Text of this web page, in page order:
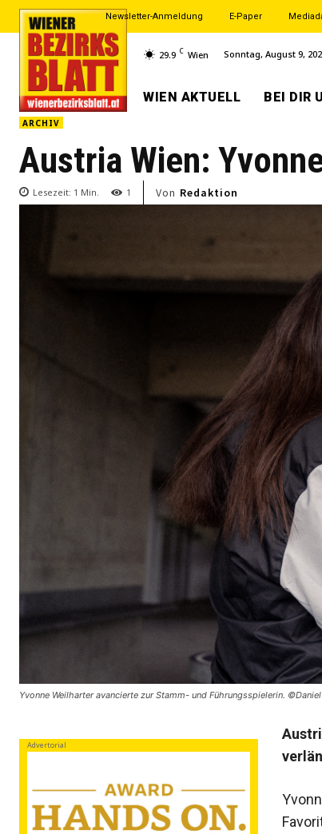
Newsletter-Anmeldung E-Paper
29.9 C Wien Sonntag, August 9,
WIEN AKTUELL BEI DIR
ARCHIV
Austria Wien:
Lesezeit: 1 Min. 1 Von Redaktion
Yvonne Weilharter avancierte zur Stamm- und Führungsspielerin.
Advertorial